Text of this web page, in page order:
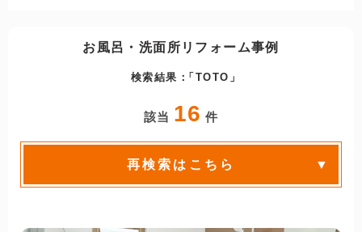
お風呂・洗面所リフォーム事例
検索結果：TOTO
該当 16 件
再検索はこちら